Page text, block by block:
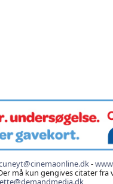
-
må kun gengives citater